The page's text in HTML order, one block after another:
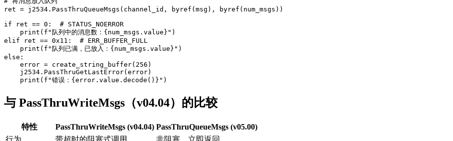
ret = j2534.PassThruQueueMsgs(channel_id, byref(msg), byref(num_msgs))
if ret == 0:  # STATUS_NOERROR
    print(f"队列中的消息数：{num_msgs.value}")
elif ret == 0x11:  # ERR_BUFFER_FULL
    print(f"队列已满，已放入：{num_msgs.value}")
else:
    error = create_string_buffer(256)
    j2534.PassThruGetLastError(error)
    print(f"错误：{error.value.decode()}")
与 PassThruWriteMsgs（v04.04）的比较
特性 PassThruWriteMsgs (v04.04) PassThruQueueMsgs (v05.00)
行为
带超时的阻塞式调用
非阻塞，立即返回